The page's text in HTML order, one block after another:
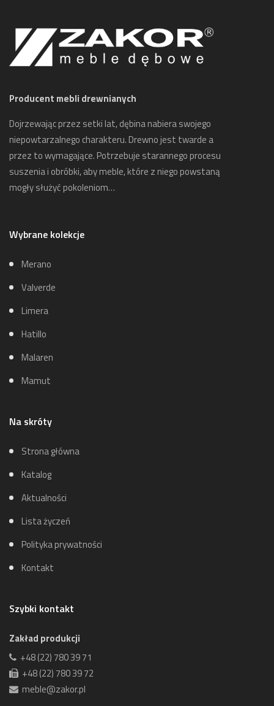
Producent mebli drewnianych
Dojrzewając przez setki lat, dębina nabiera swojego
niepowtarzalnego charakteru. Drewno jest twarde a
przez to wymagające. Potrzebuje starannego procesu
suszenia i obróbki, aby meble, które z niego powstaną
mogły służyć pokoleniom…
Wybrane kolekcje
Merano
Valverde
Limera
Hatillo
Malaren
Mamut
Na skróty
Strona główna
Katalog
Aktualności
Lista życzeń
Polityka prywatności
Kontakt
Szybki kontakt
Zakład produkcji
+48 (22) 780 39 71
+48 (22) 780 39 72
meble@zakor.pl